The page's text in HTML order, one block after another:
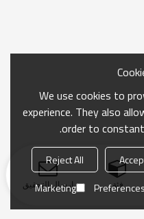
فئة ارسال التحقيق
We use cookies to
experience. They also
order to
Reject All
Preferences
Marketing